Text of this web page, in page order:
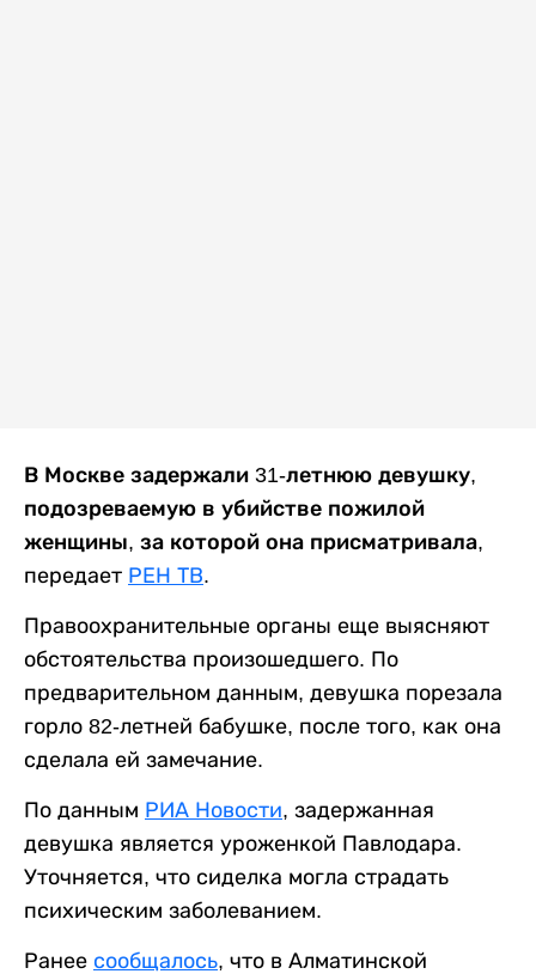
В Москве задержали 31-летнюю девушку,
подозреваемую в убийстве пожилой
женщины, за которой она присматривала,
передает РЕН ТВ.
Правоохранительные органы еще выясняют
обстоятельства произошедшего. По
предварительном данным, девушка порезала
горло 82-летней бабушке, после того, как она
сделала ей замечание.
По данным РИА Новости, задержанная
девушка является уроженкой Павлодара.
Уточняется, что сиделка могла страдать
психическим заболеванием.
Ранее сообщалось, что в Алматинской